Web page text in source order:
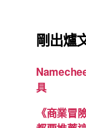
剛出爐
具
《商業冒